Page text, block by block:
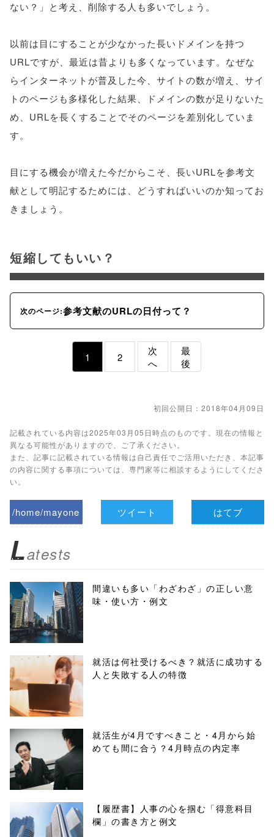
ない？」と考え、削除する人も多いでしょう。
以前は目にすることが少なかった長いドメインを持つ
URLですが、最近は昔よりも多くなっています。なぜな
らインターネットが普及した今、サイトの数が増え、サイ
トのページも多様化した結果、ドメインの数が足りないた
め、URLを長くすることでそのページを差別化していま
す。
目にする機会が増えた今だからこそ、長いURLを参考文
献として明記するためには、どうすればいいのか知ってお
きましょう。
短縮してもいい？
次のページ:参考文献のURLの日付って？
1 2
次
へ
最
後
初回公開日：2018年04月09日
記載されている内容は2025年03月05日時点のものです。現在の情報と
異なる可能性がありますので、ご了承ください。
また、記事に記載されている情報は自己責任でご活用いただき、本記事
の内容に関する事項については、専門家等に相談するようにしてくださ
い。
/home/mayone
biz.jp/public_ht
ml/wp-
content/themes
/tapbiz_theme/
parts/sns-
buttons.php on
line10
/1045603"
onclick="windo
w.open(this.hre
f, 'Gwindow',
'width=550,
ツイート はてブ
Latests
間違いも多い「わざわざ」の正しい意
味・使い方・例文
就活は何社受けるべき？就活に成功する
人と失敗する人の特徴
就活生が4月ですべきこと・4月から始
めても間に合う？4月時点の内定率
【履歴書】人事の心を掴む「得意科目
欄」の書き方と例文